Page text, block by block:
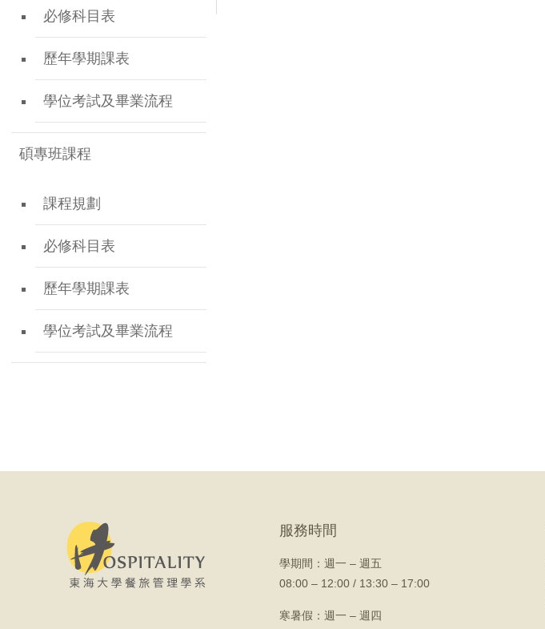
必修科目表
歷年學期課表
學位考試及畢業流程
碩專班課程
課程規劃
必修科目表
歷年學期課表
學位考試及畢業流程
服務時間
學期間： 週一 – 週五
08:00 – 12:00 / 13:30 – 17:00
寒暑假：週一 – 週四